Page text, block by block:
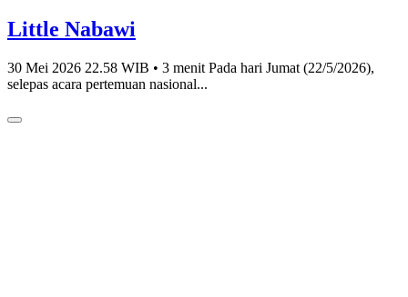
Little Nabawi
30 Mei 2026 22.58 WIB • 3 menit Pada hari Jumat (22/5/2026),
selepas acara pertemuan nasional...